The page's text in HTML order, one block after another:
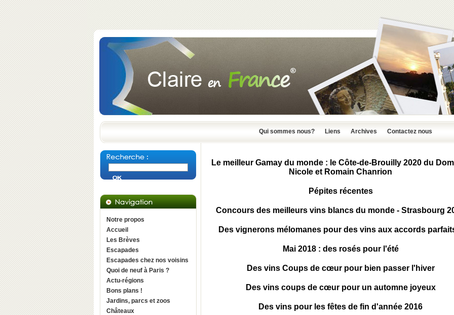
Qui sommes nous? Liens Archives Contactez nous
Notre propos
Accueil
Les Brèves
Escapades
Escapades chez nos voisins
Quoi de neuf à Paris ?
Actu-régions
Bons plans !
Jardins, parcs et zoos
Châteaux
Le meilleur Gamay du monde : le Côte-de-Brouilly 2020 du
Nicole et Romain Chanrion
Pépites récentes
Concours des meilleurs vins blancs du monde - Strasbourg
Des vignerons mélomanes pour des vins aux accords
Mai 2018 : des rosés pour l'été
Des vins Coups de cœur pour bien passer l'hiver
Des vins coups de cœur pour un automne joyeux
Des vins pour les fêtes de fin d'année 2016